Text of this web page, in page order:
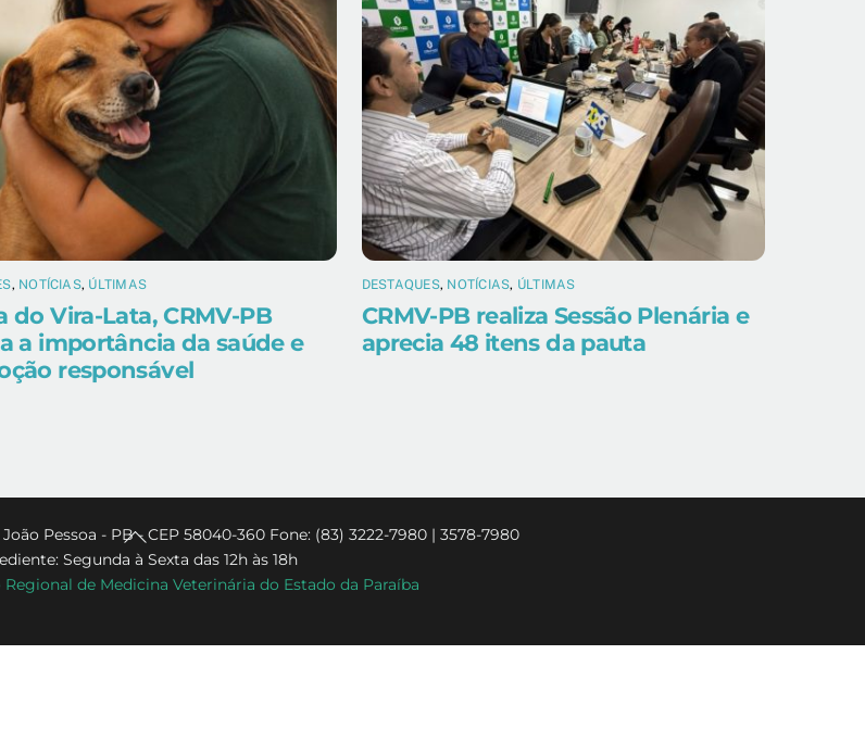
, NOTÍCIAS, ÚLTIMAS
do Vira-Lata, CRMV-PB
a importância da saúde e
responsável
DESTAQUES, NOTÍCIAS, ÚLTIMAS
CRMV-PB realiza Sessão Plenária e
aprecia 48 itens da pauta
Back
To
Top
Pessoa - PB - CEP 58040-360 Fone: (83) 3222-7980 | 3578-7980
Segunda à Sexta das 12h às 18h
Regional de Medicina Veterinária do Estado da Paraíba